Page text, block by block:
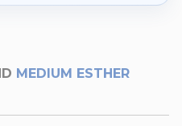
MEDIUM ESTHER